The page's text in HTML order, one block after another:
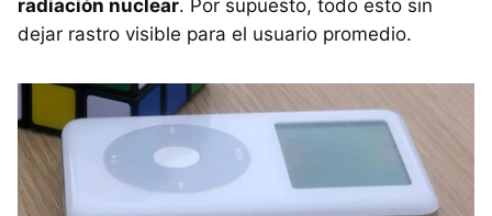
radiación nuclear. Por supuesto, todo esto sin
dejar rastro visible para el usuario promedio.